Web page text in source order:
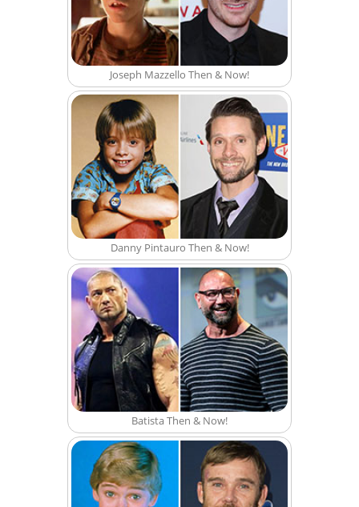
Joseph Mazzello Then & Now!
Danny Pintauro Then & Now!
Batista Then & Now!